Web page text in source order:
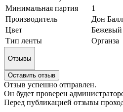
Минимальная партия
1
Производитель
Дон
Цвет
Бежевый
Тип ленты
Органза
Отзывы
Оставить отзыв
Отзыв успешно отправлен.
Он будет проверен
Перед публикацией отзывы